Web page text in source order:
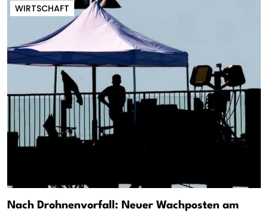
WIRTSCHAFT
Nach Drohnenvorfall: Neuer Wachposten am